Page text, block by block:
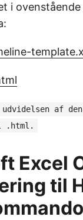
i
af den
Excel
til